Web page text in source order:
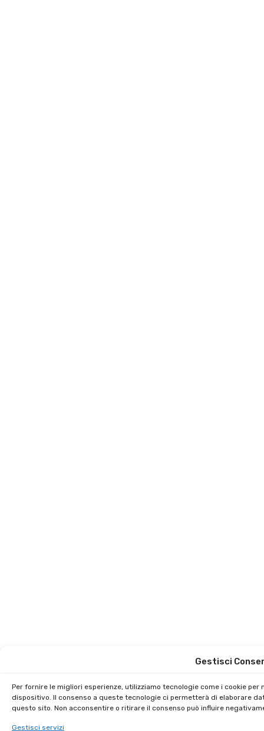
Gestisci
Per fornire le migliori esperienze, utilizziamo tecnologie come i cookie
dispositivo. Il consenso a queste tecnologie ci permetterà di elaborare
questo sito. Non acconsentire o ritirare il consenso può influire
Gestisci servizi